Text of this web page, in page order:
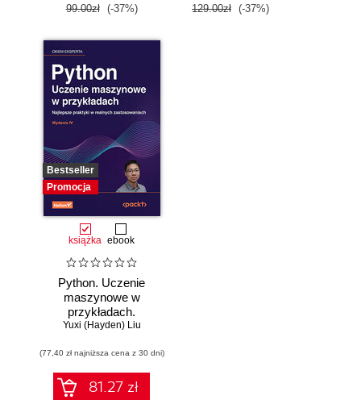
99.00zł (-37%) 129.00zł (-37%)
Bestseller
Promocja
książka ebook
Python. Uczenie
maszynowe w
przykładach.
Najlepsze praktyki
zastosowaniach.
Wydanie IV
Yuxi (Hayden) Liu
(77,40 zł najniższa cena z 30 dni)
81.27 zł